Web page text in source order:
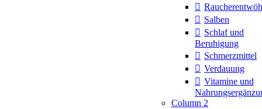
Salben
Schlaf und
Beruhigung
Schmerzmittel
Verdauung
Vitamine und
Column 2